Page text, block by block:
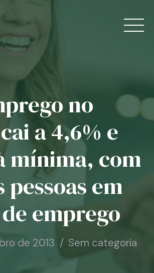
no
a 4,6% e
mínima, com
pessoas em
emprego
de 2013 Sem categoria